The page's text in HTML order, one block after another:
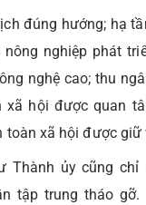
đúng hướng; hạ
nghiệp phát
nghệ cao; thu
xã hội được quan
toàn xã hội được giữ
Thành ủy cũng chỉ
tập trung tháo